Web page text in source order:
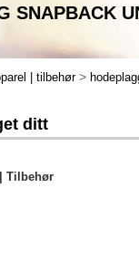
SNAPBACK
| tilbehør >
ditt
Tilbehør